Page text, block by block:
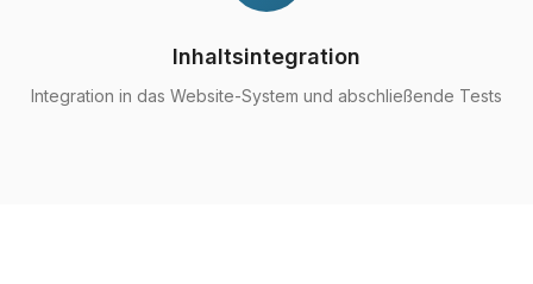
Inhaltsintegration
Integration in das Website-System und abschließende Tests